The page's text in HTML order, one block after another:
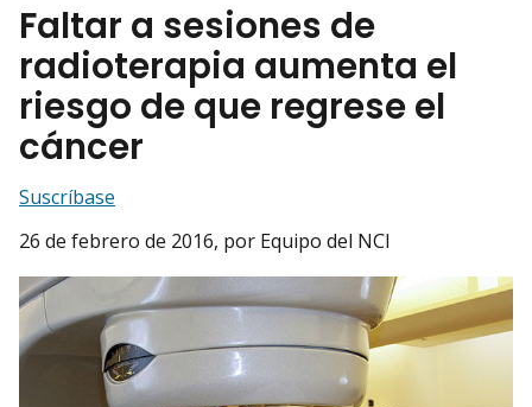
Faltar a sesiones de
radioterapia aumenta el
riesgo de que regrese el
cáncer
Suscríbase
26 de febrero de 2016, por Equipo del NCI